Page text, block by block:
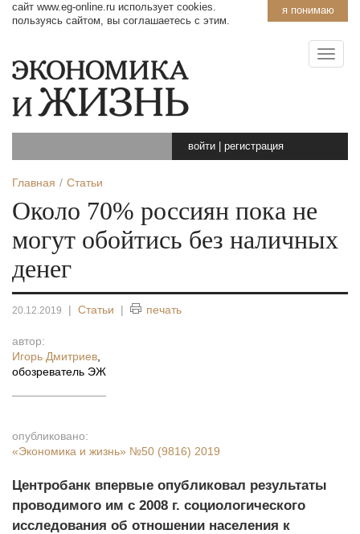
я понимаю
сайт www.eg-online.ru использует cookies.
пользуясь сайтом, вы соглашаетесь с этим.
войти регистрация
Главная Статьи
Около 70% россиян пока не
могут обойтись без наличных
денег
20.12.2019 | Статьи | печать
автор:
Игорь Дмитриев
обозреватель ЭЖ
опубликовано:
«Экономика и жизнь» №50 (9816) 2019
Центробанк впервые опубликовал результаты
проводимого им с 2008 г. социологического
исследования об отношении населения к